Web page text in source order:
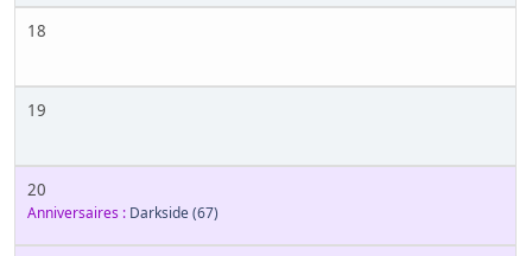
18
19
20
Anniversaires : Darkside(67)